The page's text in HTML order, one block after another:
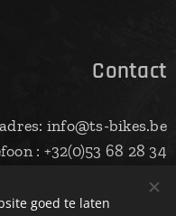
Contact
info@ts-bikes.be
: +32(0)53 68 28 34
goed te laten